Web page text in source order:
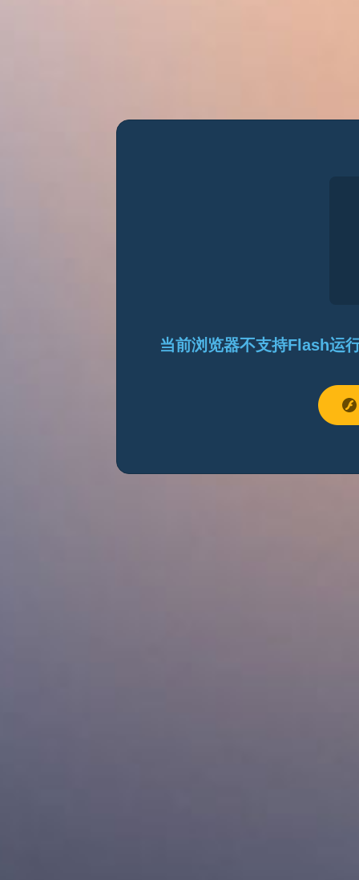
当前浏览器不支持Flash运